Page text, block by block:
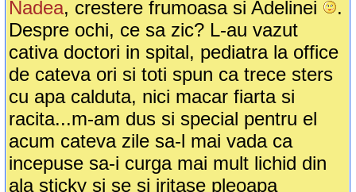
Nadea, crestere frumoasa si Adelinei
.
Despre ochi, ce sa zic? L-au vazut
cativa doctori in spital, pediatra la office
de cateva ori si toti spun ca trece sters
cu apa calduta, nici macar fiarta si
racita...m-am dus si special pentru el
acum cateva zile sa-l mai vada ca
incepuse sa-i curga mai mult lichid din
ala sticky si se si iritase pleoapa